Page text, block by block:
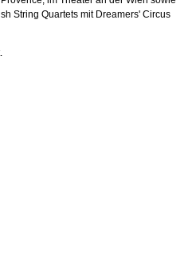
String Quartets mit Dreamers' Circus